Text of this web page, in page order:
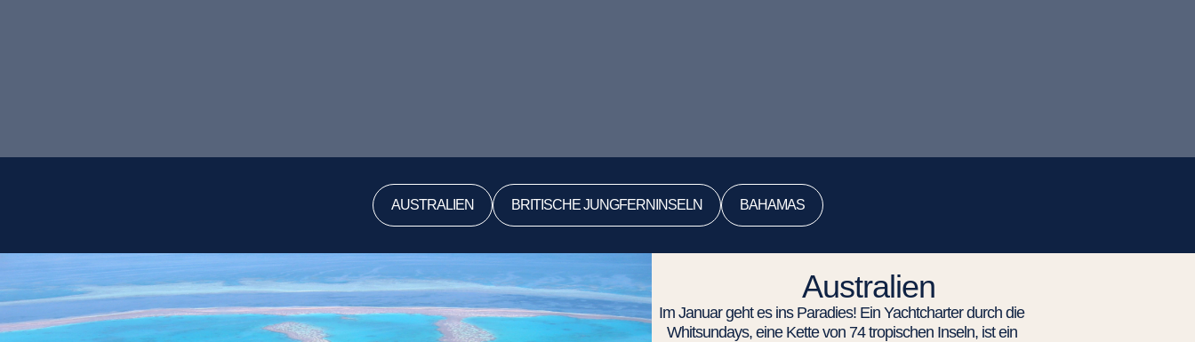
AUSTRALIEN BRITISCHE JUNGFERNINSELN BAHAMAS
Australien
Im Januar geht es ins Paradies! Ein Yachtcharter durch die
Whitsundays, eine Kette von 74 tropischen Inseln, ist ein